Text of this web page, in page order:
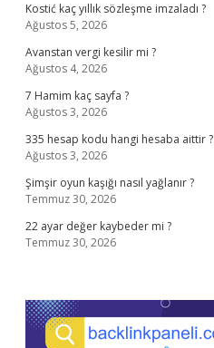
Kostić kaç yıllık sözleşme imzaladı ?
Ağustos 5, 2026
Avanstan vergi kesilir mi ?
Ağustos 4, 2026
7 Hamim kaç sayfa ?
Ağustos 3, 2026
335 hesap kodu hangi hesaba aittir ?
Ağustos 3, 2026
Şimşir oyun kaşığı nasıl yağlanır ?
Temmuz 30, 2026
22 ayar değer kaybeder mi ?
Temmuz 30, 2026